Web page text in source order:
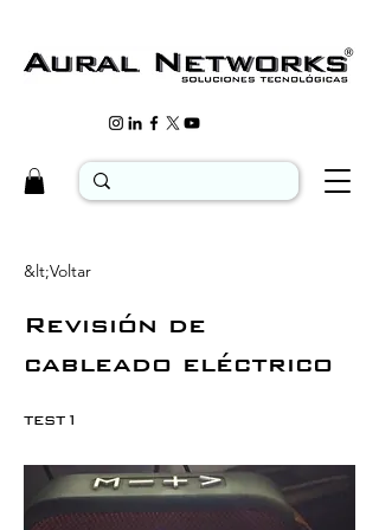
&lt;Voltar
Revisión de
cableado eléctrico
test1